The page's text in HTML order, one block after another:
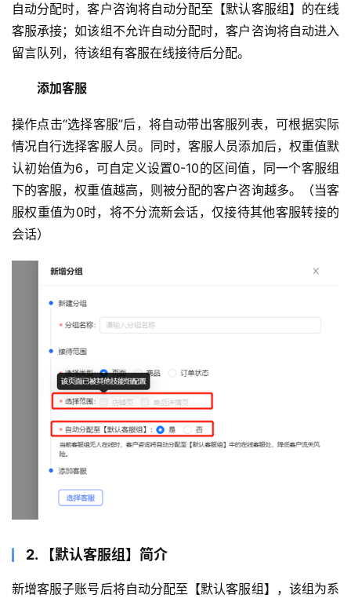
自动分配时，客户咨询将自动分配至【默认客服组】的在线
客服承接；如该组不允许自动分配时，客户咨询将自动进入
留言队列，待该组有客服在线接待后分配。
添加客服
操作点击“选择客服”后，将自动带出客服列表，可根据实际
情况自行选择客服人员。同时，客服人员添加后，权重值默
认初始值为6，可自定义设置0-10的区间值，同一个客服组
下的客服，权重值越高，则被分配的客户咨询越多。（当客
服权重值为0时，将不分流新会话，仅接待其他客服转接的
会话）
2. 【默认客服组】简介
新增客服子账号后将自动分配至【默认客服组】，该组为系